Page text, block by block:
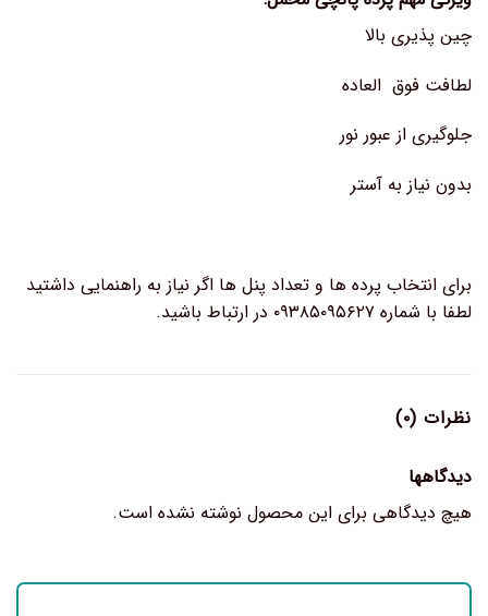
چین پذیری بالا
لطافت فوق العاده
جلوگیری از عبور نور
بدون نیاز به آستر
برای انتخاب پرده ها و تعداد پنل ها اگر نیاز به راهنمایی داشتید
لطفا با شماره ۰۹۳۸۵۰۹۵۶۲۷ در ارتباط باشید.
نظرات (۰)
دیدگاهها
هیچ دیدگاهی برای این محصول نوشته نشده است.